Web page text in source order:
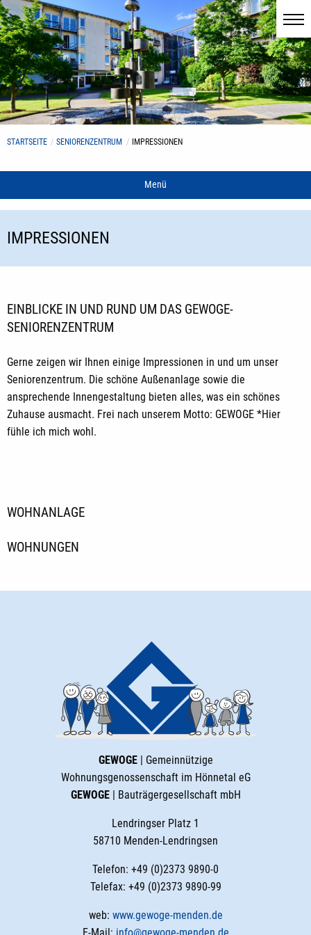
STARTSEITE SENIORENZENTRUM IMPRESSIONEN
Menü
IMPRESSIONEN
EINBLICKE IN UND RUND UM DAS GEWOGE-
SENIORENZENTRUM
Gerne zeigen wir Ihnen einige Impressionen in und um unser
Seniorenzentrum. Die schöne Außenanlage sowie die
ansprechende Innengestaltung bieten alles, was ein schönes
Zuhause ausmacht. Frei nach unserem Motto: GEWOGE *Hier
fühle ich mich wohl.
WOHNANLAGE
WOHNUNGEN
GEWOGE| Gemeinnützige
Wohnungsgenossenschaft im Hönnetal eG
GEWOGE| Bauträgergesellschaft mbH
Lendringser Platz 1
58710 Menden-Lendringsen
Telefon: +49 (0)2373 9890-0
Telefax: +49 (0)2373 9890-99
web: www.gewoge-menden.de